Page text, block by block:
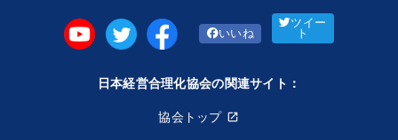
いいね
ツイー
ト
日本経営合理化協会の関連サイト：
協会トップ